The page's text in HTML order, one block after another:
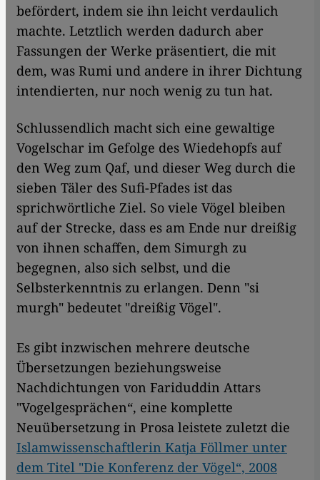
befördert, indem sie ihn leicht verdaulich
machte. Letztlich werden dadurch aber
Fassungen der Werke präsentiert, die mit
dem, was Rumi und andere in ihrer Dichtung
intendierten, nur noch wenig zu tun hat.
Schlussendlich macht sich eine gewaltige
Vogelschar im Gefolge des Wiedehopfs auf
den Weg zum Qaf, und dieser Weg durch die
sieben Täler des Sufi-Pfades ist das
sprichwörtliche Ziel. So viele Vögel bleiben
auf der Strecke, dass es am Ende nur dreißig
von ihnen schaffen, dem Simurgh zu
begegnen, also sich selbst, und die
Selbsterkenntnis zu erlangen. Denn "si
murgh" bedeutet "dreißig Vögel".
Es gibt inzwischen mehrere deutsche
Übersetzungen beziehungsweise
Nachdichtungen von Fariduddin Attars
"Vogelgesprächen“, eine komplette
Neuübersetzung in Prosa leistete zuletzt die
Islamwissenschaftlerin Katja Föllmer unter
dem Titel "Die Konferenz der Vögel“, 2008